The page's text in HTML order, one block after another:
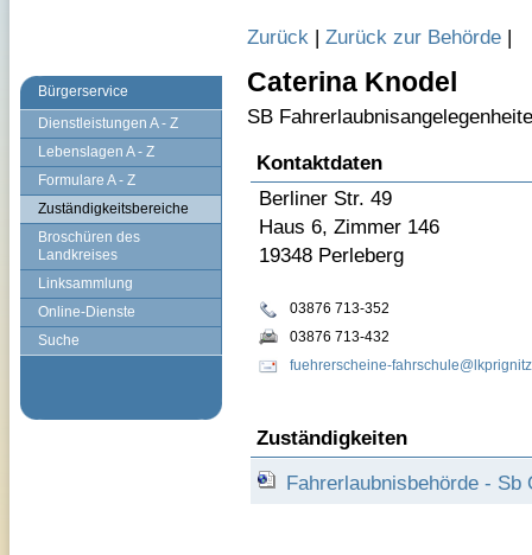
Bürgerservice
Dienstleistungen A - Z
Lebenslagen A - Z
Formulare A - Z
Zuständigkeitsbereiche
Broschüren des
Landkreises
Linksammlung
Online-Dienste
Suche
Zurück | Zurück zur Behörde |
Caterina Knodel
SB
Kontaktdaten
Berliner Str. 49
Haus 6, Zimmer 146
19348 Perleberg
03876 713-352
03876 713-432
fuehrerscheine-
Zuständigkeiten
Fahrerlaubnisbehörde -